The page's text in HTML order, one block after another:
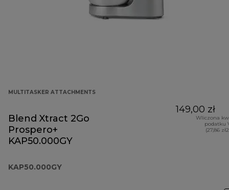
MULTITASKER ATTACHMENTS
Blend Xtract 2Go
Prospero+
KAP50.000GY
KAP50.000GY
149,00 zł
Wliczona
podatku
(27,86